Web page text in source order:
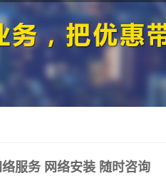
服务 网络安装 随时咨询